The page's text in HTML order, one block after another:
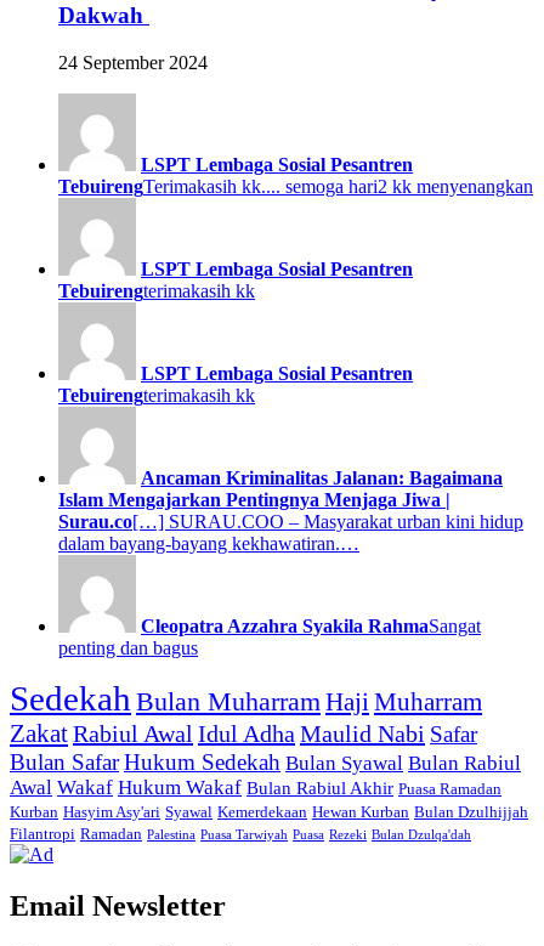
Dakwah
24 September 2024
LSPT Lembaga Sosial Pesantren
TebuirengTerimakasih kk.... semoga hari2 kk menyenangkan
LSPT Lembaga Sosial Pesantren
Tebuirengterimakasih kk
LSPT Lembaga Sosial Pesantren
Tebuirengterimakasih kk
Ancaman Kriminalitas Jalanan: Bagaimana
Islam Mengajarkan Pentingnya Menjaga Jiwa |
Surau.co[…] SURAU.COO – Masyarakat urban kini hidup
dalam bayang-bayang kekhawatiran.…
Cleopatra Azzahra Syakila RahmaSangat
penting dan bagus
Sedekah Bulan MuharramHajiMuharram
ZakatRabiul Awal Idul Adha Maulid Nabi Safar
Bulan SafarHukum Sedekah Bulan Syawal Bulan Rabiul
Awal Wakaf Hukum Wakaf Bulan Rabiul Akhir Puasa Ramadan
Kurban Hasyim Asy'ari Syawal Kemerdekaan Hewan Kurban Bulan Dzulhijjah
Filantropi Ramadan Palestina Puasa Tarwiyah Puasa Rezeki Bulan Dzulqa'dah
Email Newsletter